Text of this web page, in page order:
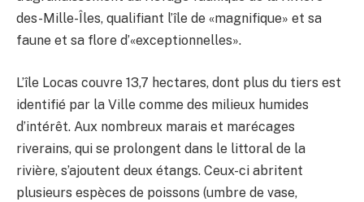
des-Mille-Îles, qualifiant l’île de «magnifique» et sa
faune et sa flore d’«exceptionnelles».
L’île Locas couvre 13,7 hectares, dont plus du tiers est
identifié par la Ville comme des milieux humides
d’intérêt. Aux nombreux marais et marécages
riverains, qui se prolongent dans le littoral de la
rivière, s’ajoutent deux étangs. Ceux-ci abritent
plusieurs espèces de poissons (umbre de vase,